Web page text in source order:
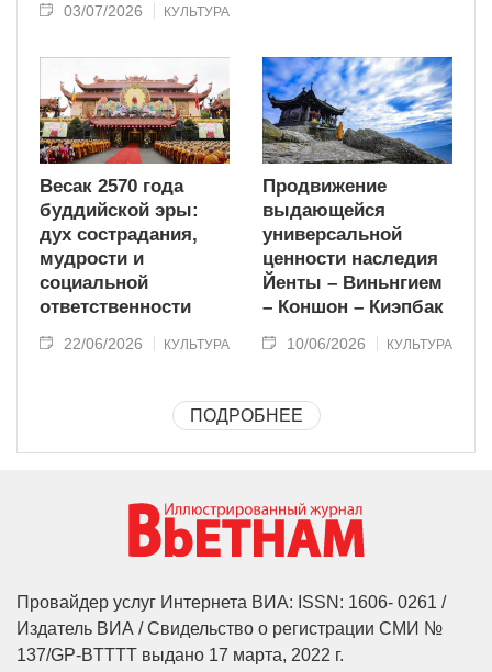
03/07/2026 КУЛЬТУРА
Весак 2570 года
буддийской эры:
дух сострадания,
мудрости и
социальной
ответственности
22/06/2026 КУЛЬТУРА
Продвижение
выдающейся
универсальной
ценности наследия
Йенты – Виньнгием
– Коншон – Киэпбак
10/06/2026 КУЛЬТУРА
ПОДРОБНЕЕ
Провайдер услуг Интернета ВИА: ISSN: 1606- 0261 /
Издатель ВИА / Свидельство о регистрации СМИ №
137/GP-BTTTT выдано 17 марта, 2022 г.